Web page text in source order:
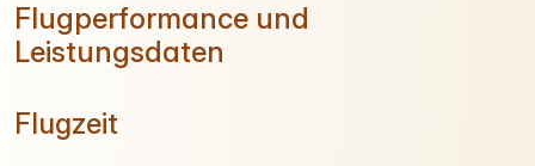
Flugperformance und
Leistungsdaten
Flugzeit